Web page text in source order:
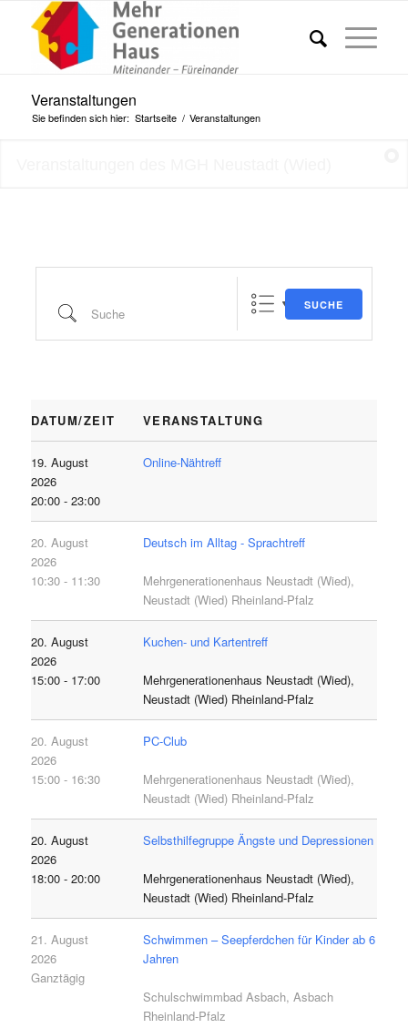
Veranstaltungen
Sie befinden sich hier: Startseite / Veranstaltungen
Suche SUCHE
DATUM/ZEIT VERANSTALTUNG
19. August
2026
20:00 - 23:00
Online-Nähtreff
20. August
2026
10:30 - 11:30
Deutsch im Alltag - Sprachtreff
Mehrgenerationenhaus Neustadt (Wied),
Neustadt (Wied) Rheinland-Pfalz
20. August
2026
15:00 - 17:00
Kuchen- und Kartentreff
Mehrgenerationenhaus Neustadt (Wied),
Neustadt (Wied) Rheinland-Pfalz
20. August
2026
15:00 - 16:30
PC-Club
Mehrgenerationenhaus Neustadt (Wied),
Neustadt (Wied) Rheinland-Pfalz
20. August
2026
18:00 - 20:00
Selbsthilfegruppe Ängste und Depressionen
Mehrgenerationenhaus Neustadt (Wied),
Neustadt (Wied) Rheinland-Pfalz
21. August
2026
Ganztägig
Schwimmen – Seepferdchen für Kinder ab 6
Jahren
Schulschwimmbad Asbach, Asbach
Rheinland-Pfalz